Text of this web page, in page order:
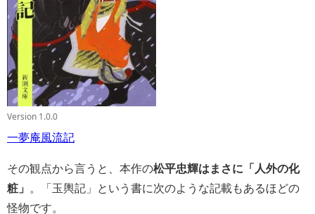
Version 1.0.0
一夢庵風流記
その観点から言うと、本作の松平忠輝はまさに「人外の化
粧」
。「玉輿記」という書に次のような記載もあるほどの
怪物です。